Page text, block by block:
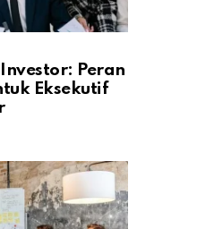
Peran
Eksekutif